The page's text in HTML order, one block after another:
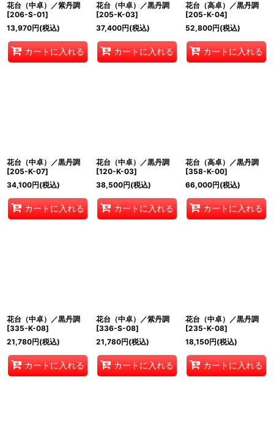
花台（中卓）／紫丹調
[206-S-01]
13,970円(税込)
カートに入れる
花台（中卓）／黒丹調
[205-K-03]
37,400円(税込)
カートに入れる
花台（高卓）／黒丹調
[205-K-04]
52,800円(税込)
カートに入れる
花台（中卓）／黒丹調
[205-K-07]
34,100円(税込)
カートに入れる
花台（中卓）／黒丹調
[120-K-03]
38,500円(税込)
カートに入れる
花台（高卓）／黒丹調
[358-K-00]
66,000円(税込)
カートに入れる
花台（中卓）／黒丹調
[335-K-08]
21,780円(税込)
カートに入れる
花台（中卓）／紫丹調
[336-S-08]
21,780円(税込)
カートに入れる
花台（中卓）／黒丹調
[235-K-08]
18,150円(税込)
カートに入れる